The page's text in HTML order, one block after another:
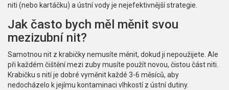
niti (nebo kartáčku) a ústní vody je nejefektivnější strategie.
Jak často bych měl měnit svou
mezizubní nit?
Samotnou nit z krabičky nemusíte měnit, dokud ji nepoužijete. Ale
při každém čištění mezi zuby musíte použít novou, čistou část niti.
Krabičku s nití je dobré vyměnit každé 3-6 měsíců, aby
nedocházelo k jejímu kontaminaci vlhkostí z ústní dutiny.